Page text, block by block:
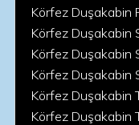
Körfez Duşakabin
Körfez Duşakabin
Körfez Duşakabin
Körfez Duşakabin
Körfez Duşakabin
Körfez Duşakabin